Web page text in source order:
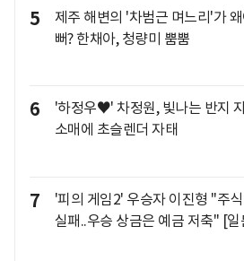
5
제주 해변의 '차범근 며느리'가
뻐? 한채아, 청량미 뿜뿜
6
'하정우♥' 차정원, 빛나는 반지
소매에 초슬렌더 자태
7
'피의 게임2' 우승자 이진형 "주
실패..우승 상금은 예금 저축" [